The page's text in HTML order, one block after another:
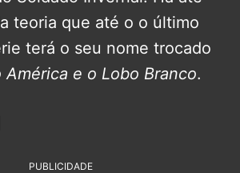
teoria que até o o último
terá o seu nome trocado
América e o Lobo Branco.
PUBLICIDADE